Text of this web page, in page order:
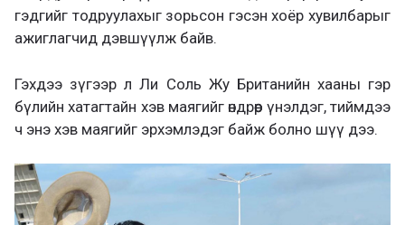
гэдгийг тодруулахыг зорьсон гэсэн хоёр хувилбарыг
ажиглагчид дэвшүүлж байв.
Гэхдээ зүгээр л Ли Соль Жу Британийн хааны гэр
бүлийн хатагтайн хэв маягийг өндрөөр үнэлдэг, тиймдээ
ч энэ хэв маягийг эрхэмлэдэг байж болно шүү дээ.